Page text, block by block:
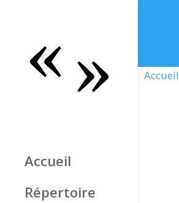
Accueil
Répertoire
Accueil